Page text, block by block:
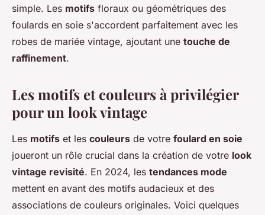
simple. Les motifs floraux ou géométriques des
foulards en soie s'accordent parfaitement avec les
robes de mariée vintage, ajoutant une touche de
raffinement.
Les motifs et couleurs à privilégier
pour un look vintage
Les motifs et les couleurs de votre foulard en soie
joueront un rôle crucial dans la création de votre look
vintage revisité. En 2024, les tendances mode
mettent en avant des motifs audacieux et des
associations de couleurs originales. Voici quelques